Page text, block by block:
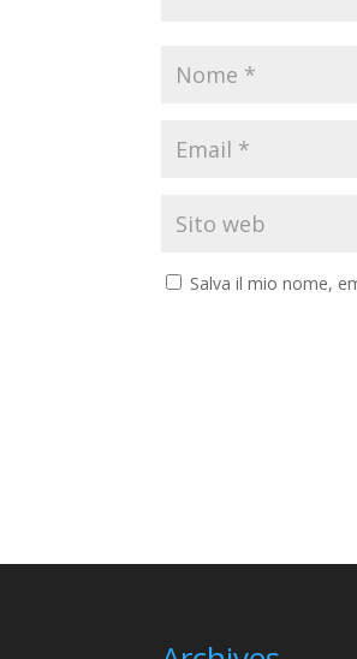
Salva il mio nome,